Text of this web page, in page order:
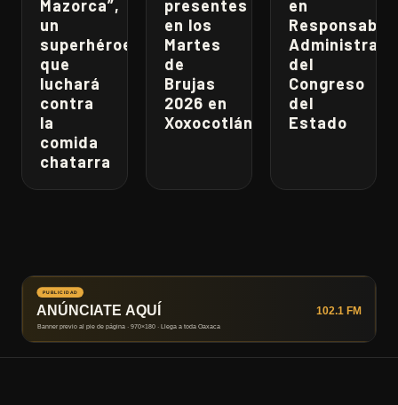
Mazorca”,
un
superhéroe
que
luchará
contra
la
comida
chatarra
presentes
en los
Martes
de
Brujas
2026 en
Xoxocotlán
en
del
Congreso
del
Estado